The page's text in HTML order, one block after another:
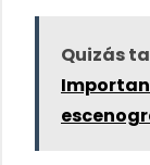
Quizás